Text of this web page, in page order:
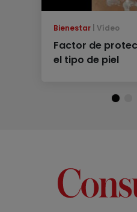
Bienestar Vídeo
Factor de
el tipo de piel